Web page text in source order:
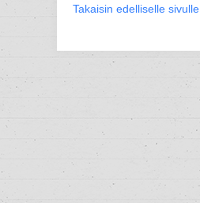
Takaisin edelliselle sivulle